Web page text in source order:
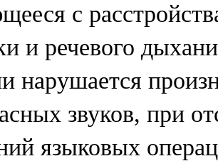
с
и речевого
нарушается
звуков, при
языковых